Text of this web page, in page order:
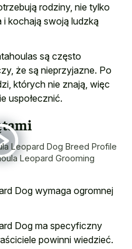
rodziny, nie tylko
i kochają swoją ludzką
są często
że są nieprzyjazne. Po
których nie znają, więc
uspołecznić.
Leopard Dog Breed Profile
Leopard Grooming
Dog wymaga ogromnej
Dog ma specyficzny
powinni wiedzieć.